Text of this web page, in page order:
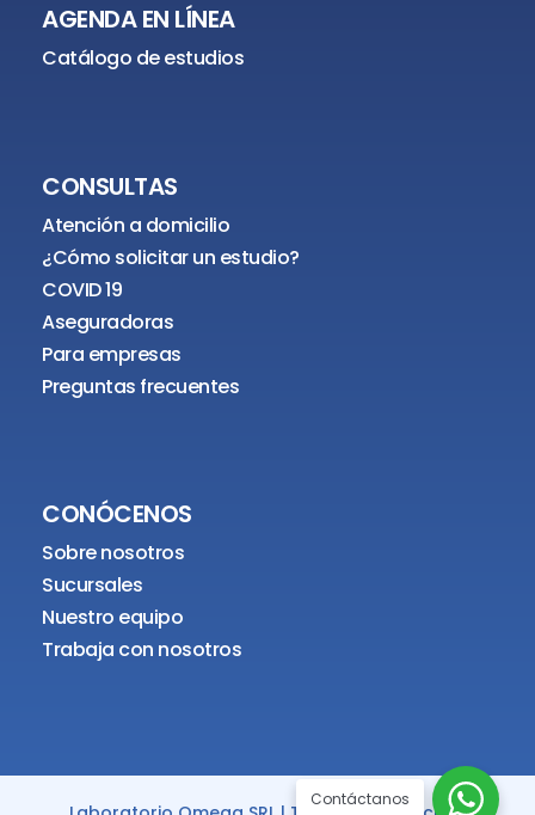
AGENDA EN LÍNEA
Catálogo de estudios
CONSULTAS
Atención a domicilio
¿Cómo solicitar un estudio?
COVID 19
Aseguradoras
Para empresas
Preguntas frecuentes
CONÓCENOS
Sobre nosotros
Sucursales
Nuestro equipo
Trabaja con nosotros
Contáctanos